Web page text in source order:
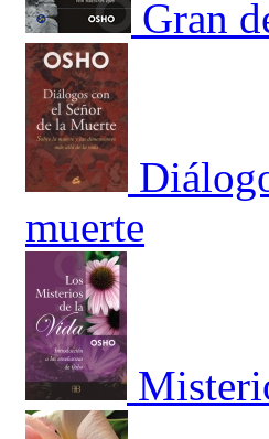
Gran
muerte